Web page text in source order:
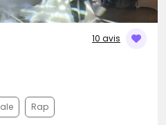
10 avis
Rap